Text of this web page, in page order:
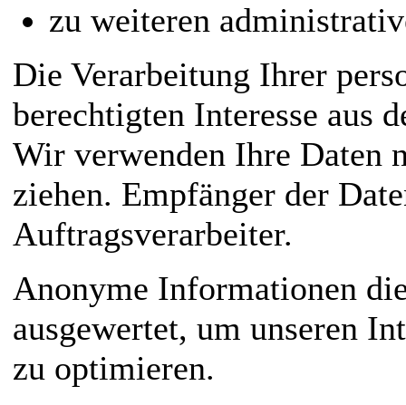
zu weiteren
Die Verarbeitung Ihrer
berechtigten Interesse aus
Wir verwenden Ihre Daten
ziehen. Empfänger der
Auftragsverarbeiter.
Anonyme Informationen
ausgewertet, um unseren
zu optimieren.